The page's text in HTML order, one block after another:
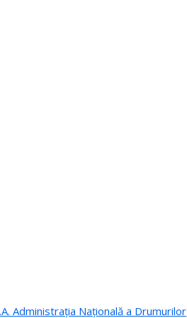
Administrația Națională a Drumurilor